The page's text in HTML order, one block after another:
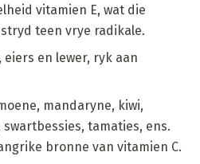
vitamien E, wat die
teen vrye radikale.
en lewer, ryk aan
mandaryne, kiwi,
tamaties, ens.
bronne van vitamien C.